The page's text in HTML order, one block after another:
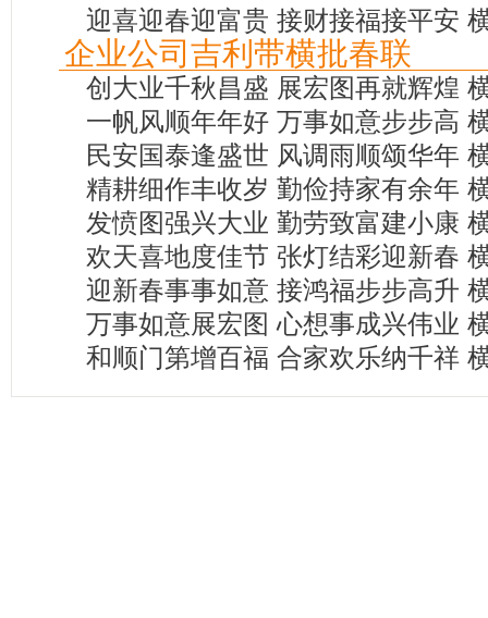
迎喜迎春迎富贵 接财接福接平安
企业公司吉利带横批春联
创大业千秋昌盛 展宏图再就辉煌
一帆风顺年年好 万事如意步步高
民安国泰逢盛世 风调雨顺颂华年
精耕细作丰收岁 勤俭持家有余年
发愤图强兴大业 勤劳致富建小康
欢天喜地度佳节 张灯结彩迎新春
迎新春事事如意 接鸿福步步高升
万事如意展宏图 心想事成兴伟业
和顺门第增百福 合家欢乐纳千祥